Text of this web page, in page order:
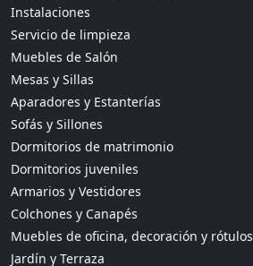
Instalaciones
Servicio de limpieza
Muebles de Salón
Mesas y Sillas
Aparadores y Estanterías
Sofás y Sillones
Dormitorios de matrimonio
Dormitorios juveniles
Armarios y Vestidores
Colchones y Canapés
Muebles de oficina, decoración y rótulos
Jardín y Terraza